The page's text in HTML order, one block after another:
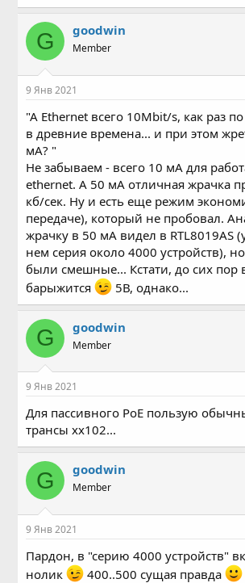
G goodwin
Member
9 Янв 2021
"А Ethernet всего 10Mbit/s, как раз
в древние времена... и при этом
мА? "
Не забываем - всего 10 мА для
ethernet. А 50 мА отличная жрачка
кб/сек. Ну и есть еще режим
передаче), который не пробовал.
жрачку в 50 мА видел в RTL8019AS
нем серия около 4000 устройств),
были смешные... Кстати, до сих пор
барыжится
5В, однако...
G goodwin
Member
9 Янв 2021
Для пассивного PoE пользую
трансы xx102...
G goodwin
Member
9 Янв 2021
Пардон, в "серию 4000 устройств"
нолик
400..500 сущая правда